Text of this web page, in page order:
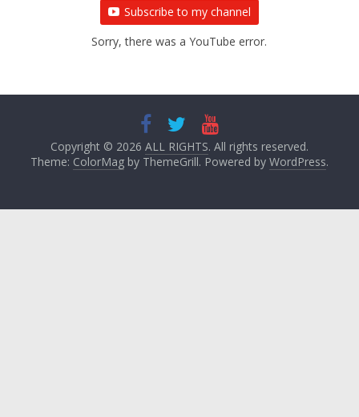
Subscribe to my channel
Sorry, there was a YouTube error.
Copyright © 2026 ALL RIGHTS. All rights reserved.
Theme: ColorMagby ThemeGrill. Powered by WordPress.